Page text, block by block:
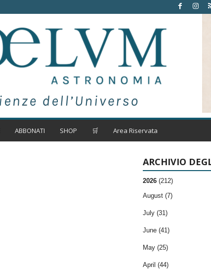
ABBONATI SHOP 🛒 Area Riservata
ARCHIVIO
2026 (212)
August (7)
July (31)
June (41)
May (25)
April (44)